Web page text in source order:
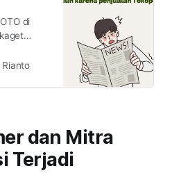
di
Kok
dan Mitra
Terjadi